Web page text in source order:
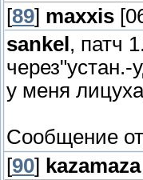
[89] maxxis
sankel , патч
у меня
Сообщение
[90] kazamaza